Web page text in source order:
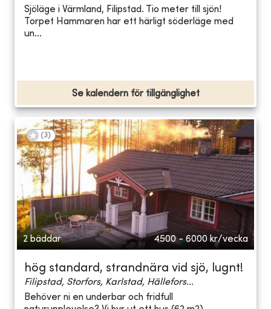
Sjöläge i Värmland, Filipstad. Tio meter till sjön!
Torpet Hammaren har ett härligt söderläge med
un...
Se kalendern för tillgänglighet
(3)
2 bäddar 4500 - 6000 kr/vecka
hög standard, strandnära vid sjö, lugnt!
Filipstad, Storfors, Karlstad, Hällefors...
Behöver ni en underbar och fridfull